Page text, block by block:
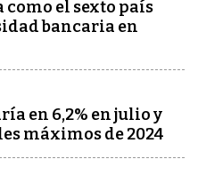
como el sexto país
bancaria en
en 6,2% en julio y
máximos de 2024